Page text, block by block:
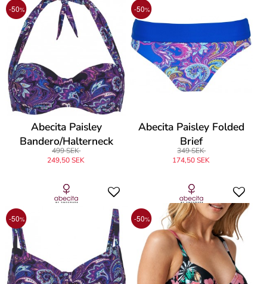
-50%
Abecita Paisley
Bandero/Halterneck
499 SEK
249,50 SEK
-50%
Abecita Paisley Folded
Brief
349 SEK
174,50 SEK
-50% -50%